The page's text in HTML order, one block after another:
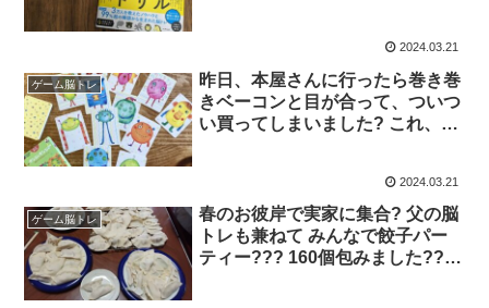
かけたら、是非一度ページをめく
ってみてください?
2024.03.21
ゲーム脳トレ
昨日、本屋さんに行ったら巻き巻
きベーコンと目が合って、ついつ
い買ってしまいました? これ、子
しました? 脳トレにもなるかな❓
2024.03.21
ゲーム脳トレ
春のお彼岸で実家に集合? 父の脳
トレも兼ねて みんなで餃子パー
ティー??? 160個包みました???